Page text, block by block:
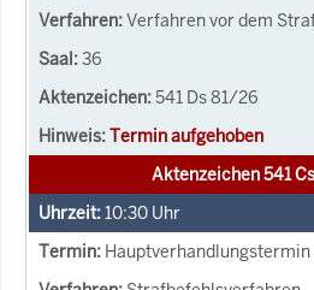
Verfahren vor dem
36
541 Ds 81/26
Termin aufgehoben
Aktenzeichen 541
10:30 Uhr
Hauptverhandlungstermin